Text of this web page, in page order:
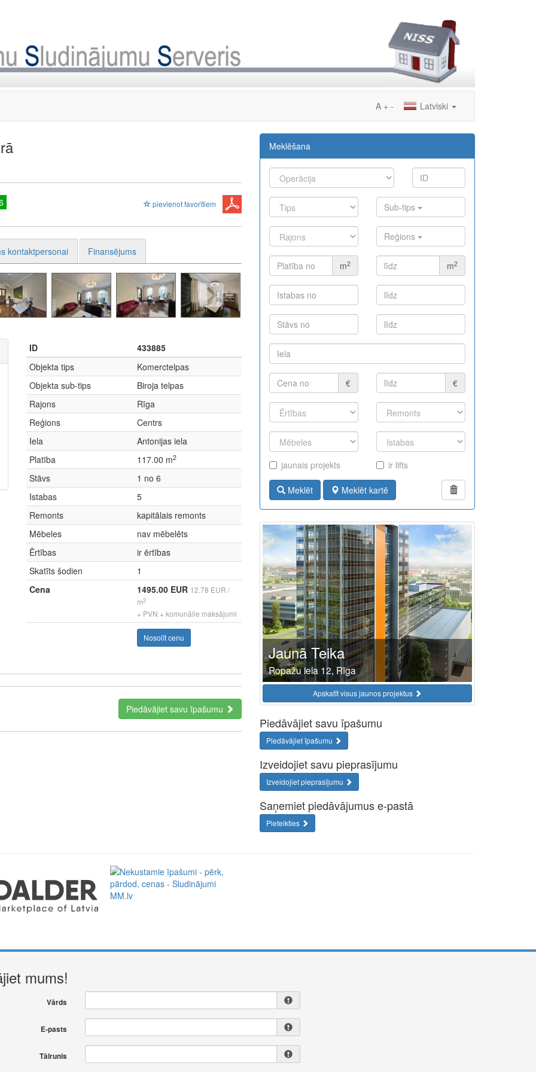
Latviski
A + -
pievienot favorītiem
kontaktpersonai Finansējums
ID
433885
Objekta tips
Komerctelpas
Objekta sub-tips
Biroja telpas
Rajons
Rīga
Reģions
Centrs
Iela
Antonijas iela
Platība
117.00 m2
Stāvs
1 no 6
Istabas
5
Remonts
kapitālais remonts
Mēbeles
nav mēbelēts
Ērtības
ir ērtības
Skatīts šodien
1
Cena
1495.00 EUR 12.78 EUR /
m2
+ PVN + komunālie maksājumi
Nosolīt cenu
Piedāvājiet savu īpašumu
Meklēšana
Sub-tips
Reģions
m2 m2
€ €
jaunais projekts ir lifts
Meklēt Meklēt kartē
Jaunā Teika
Ropažu iela 12, Rīga
Apskatīt visus jaunos projektus
Piedāvājiet savu īpašumu
Piedāvājiet īpašumu
Izveidojiet savu pieprasījumu
Izveidojiet pieprasījumu
Saņemiet piedāvājumus e-pastā
Pieteikties
mums!
Vārds
E-pasts
Tālrunis